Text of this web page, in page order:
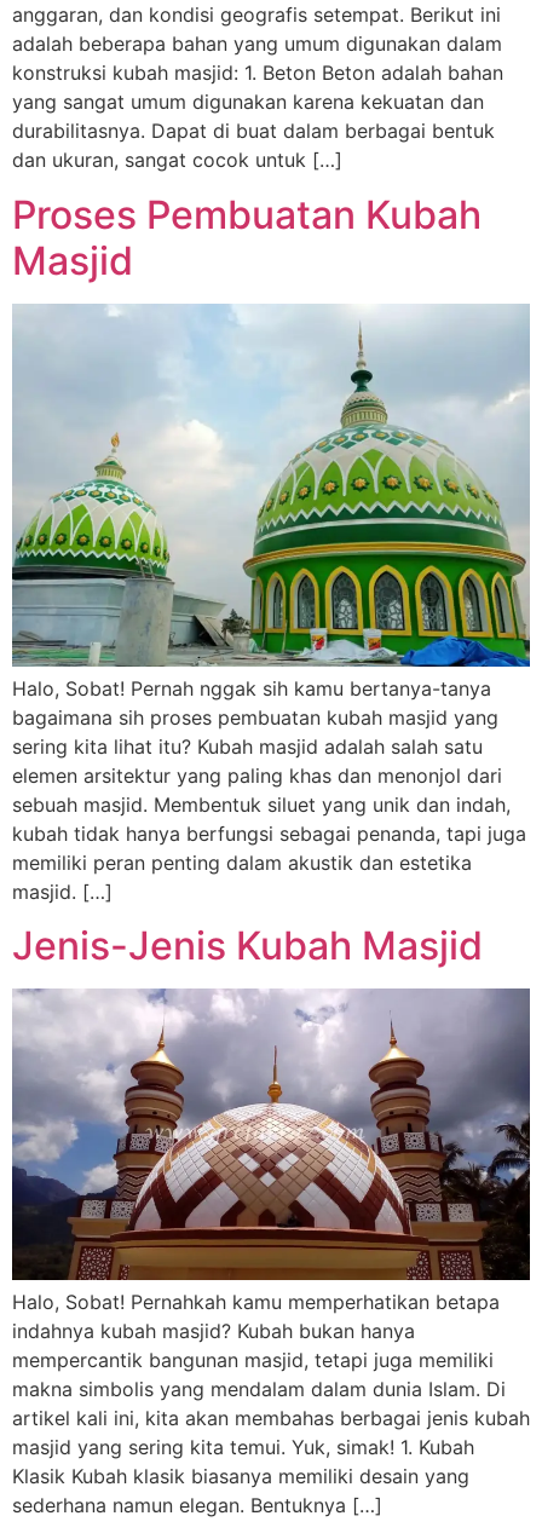
anggaran, dan kondisi geografis setempat. Berikut ini
adalah beberapa bahan yang umum digunakan dalam
konstruksi kubah masjid: 1. Beton Beton adalah bahan
yang sangat umum digunakan karena kekuatan dan
durabilitasnya. Dapat di buat dalam berbagai bentuk
dan ukuran, sangat cocok untuk […]
Proses Pembuatan Kubah
Masjid
Halo, Sobat! Pernah nggak sih kamu bertanya-tanya
bagaimana sih proses pembuatan kubah masjid yang
sering kita lihat itu? Kubah masjid adalah salah satu
elemen arsitektur yang paling khas dan menonjol dari
sebuah masjid. Membentuk siluet yang unik dan indah,
kubah tidak hanya berfungsi sebagai penanda, tapi juga
memiliki peran penting dalam akustik dan estetika
masjid. […]
Jenis-Jenis Kubah Masjid
Halo, Sobat! Pernahkah kamu memperhatikan betapa
indahnya kubah masjid? Kubah bukan hanya
mempercantik bangunan masjid, tetapi juga memiliki
makna simbolis yang mendalam dalam dunia Islam. Di
artikel kali ini, kita akan membahas berbagai jenis kubah
masjid yang sering kita temui. Yuk, simak! 1. Kubah
Klasik Kubah klasik biasanya memiliki desain yang
sederhana namun elegan. Bentuknya […]